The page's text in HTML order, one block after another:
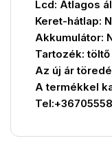
Lcd: Átlagos
Keret-hátlap:
Akkumulátor:
Tartozék: töltő
Az új ár
A termékkel